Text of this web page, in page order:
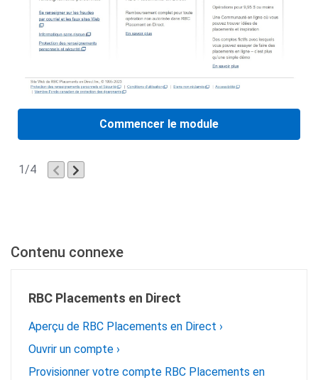
Commencer le module
1/4
1
Contenu connexe
RBC Placements en Direct
Aperçu de RBC Placements en Direct ›
Ouvrir un compte ›
Provisionner votre compte RBC Placements en